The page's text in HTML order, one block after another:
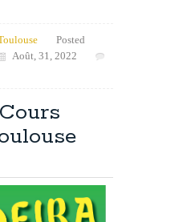
Posted
Août, 31, 2022